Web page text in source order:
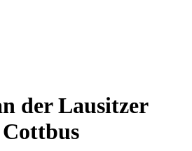
der Lausitzer